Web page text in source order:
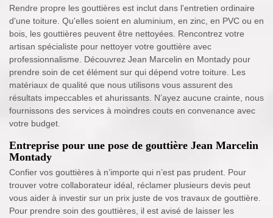
Rendre propre les gouttières est inclut dans l'entretien ordinaire
d'une toiture. Qu'elles soient en aluminium, en zinc, en PVC ou en
bois, les gouttières peuvent être nettoyées. Rencontrez votre
artisan spécialiste pour nettoyer votre gouttière avec
professionnalisme. Découvrez Jean Marcelin en Montady pour
prendre soin de cet élément sur qui dépend votre toiture. Les
matériaux de qualité que nous utilisons vous assurent des
résultats impeccables et ahurissants. N’ayez aucune crainte, nous
fournissons des services à moindres couts en convenance avec
votre budget.
Entreprise pour une pose de gouttière Jean Marcelin
Montady
Confier vos gouttières à n’importe qui n’est pas prudent. Pour
trouver votre collaborateur idéal, réclamer plusieurs devis peut
vous aider à investir sur un prix juste de vos travaux de gouttière.
Pour prendre soin des gouttières, il est avisé de laisser les